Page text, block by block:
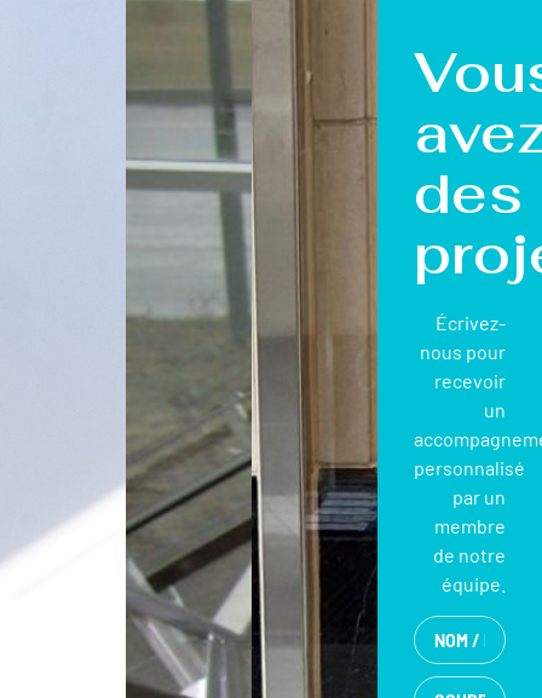
des
Écrivez-
nous pour
recevoir
un
personnalisé
par un
membre
de notre
équipe.